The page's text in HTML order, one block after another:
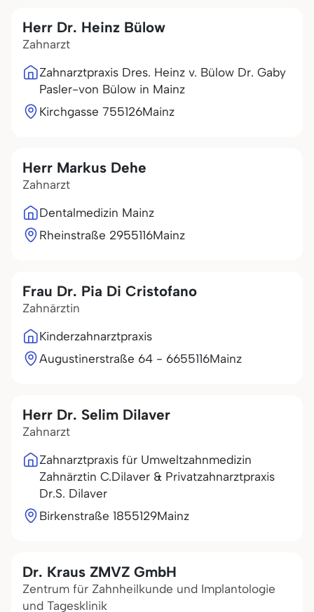
Herr Dr. Heinz Bülow
Zahnarzt
Zahnarztpraxis Dres. Heinz v. Bülow Dr. Gaby
Pasler-von Bülow in Mainz
Kirchgasse 755126Mainz
Herr Markus Dehe
Zahnarzt
Dentalmedizin Mainz
Rheinstraße 2955116Mainz
Frau Dr. Pia Di Cristofano
Zahnärztin
Kinderzahnarztpraxis
Augustinerstraße 64 - 6655116Mainz
Herr Dr. Selim Dilaver
Zahnarzt
Zahnarztpraxis für Umweltzahnmedizin
Zahnärztin C.Dilaver & Privatzahnarztpraxis
Dr.S. Dilaver
Birkenstraße 1855129Mainz
Dr. Kraus ZMVZ GmbH
Zentrum für Zahnheilkunde und Implantologie
und Tagesklinik